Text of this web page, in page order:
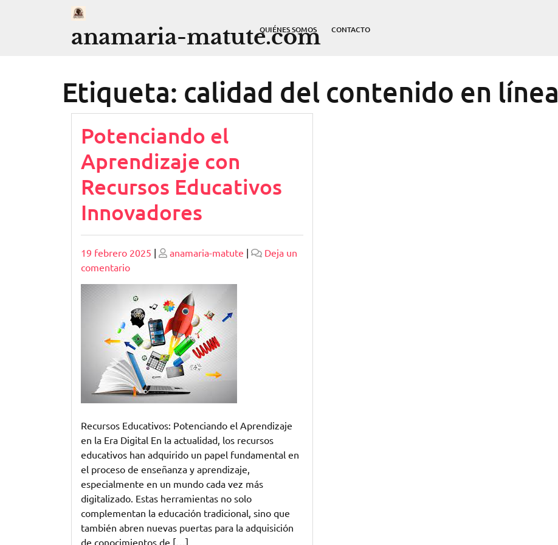
anamaria-matute.com
QUIÉNES SOMOS CONTACTO
Etiqueta: calidad del contenido en línea
Potenciando el
Aprendizaje con
Recursos Educativos
Innovadores
Publicado
19 febrero 2025 | Publicado
anamaria-matute |
Deja un
comentarioen
Potenciando
el
Aprendizaje
con
Recursos
Educativos
Innovadores
Recursos Educativos: Potenciando el Aprendizaje
en la Era Digital En la actualidad, los recursos
educativos han adquirido un papel fundamental en
el proceso de enseñanza y aprendizaje,
especialmente en un mundo cada vez más
digitalizado. Estas herramientas no solo
complementan la educación tradicional, sino que
también abren nuevas puertas para la adquisición
de conocimientos de […]